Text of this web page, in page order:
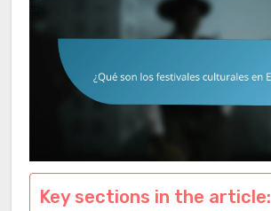
Key sections in the article: